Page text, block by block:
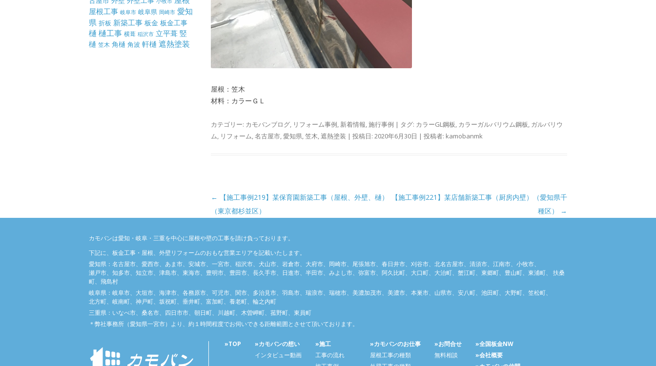
屋根：笠木
材料：カラーＧＬ
カテゴリー: カモバンブログ, リフォーム事例, 新着情報,施行事例 | タグ: カラーGL鋼板, カラーガルバリウム鋼板, ガルバリウ
ム, リフォーム,名古屋市,愛知県,笠木,遮熱塗装 | 投稿日: 2020年6月30日 | 投稿者: kamobanmk
投稿ナビゲーション
←
【施工事例219】某保育園新築工事（屋根、外壁、樋）
（東京都杉並区）
【施工事例221】某店舗新築工事（厨房内壁）（愛知県千
種区）
→
屋根工事 岐阜市 岐阜県 岡崎市 愛知
県 折板 新築工事 板金 板金工事
樋 樋工事 横葺 稲沢市 立平葺 竪
樋 笠木 角樋 角波 軒樋 遮熱塗装
カモバンは愛知・岐阜・三重を中心に屋根や壁の工事を請け負っております。
下記に、板金工事・屋根、外壁リフォームのおもな営業エリアを記載いたします。
愛知県：名古屋市、愛西市、あま市、安城市、一宮市、稲沢市、犬山市、岩倉市、大府市、岡崎市、尾張旭市、春日井市、刈谷市、北名古屋市、清須市、江南市、小牧市、
瀬戸市、知多市、知立市、津島市、東海市、豊明市、豊田市、長久手市、日進市、半田市、みよし市、弥富市、阿久比町、大口町、大治町、蟹江町、東郷町、豊山町、東浦町、 扶桑
町、飛島村
岐阜県：岐阜市、大垣市、海津市、各務原市、可児市、関市、多治見市、羽島市、瑞浪市、瑞穂市、美濃加茂市、美濃市、本巣市、山県市、安八町、池田町、大野町、笠松町、
北方町、岐南町、神戸町、坂祝町、垂井町、富加町、養老町、輪之内町
三重県：いなべ市、桑名市、四日市市、朝日町、川越町、木曽岬町、菰野町、東員町
＊弊社事務所（愛知県一宮市）より、約１時間程度でお伺いできる距離範囲とさせて頂いております。
»TOP
»カモバンの想い
インタビュー動画
»施工
工事の流れ
»カモバンのお仕事
屋根工事の種類
»お問合せ
無料相談
»全国板金NW
»会社概要